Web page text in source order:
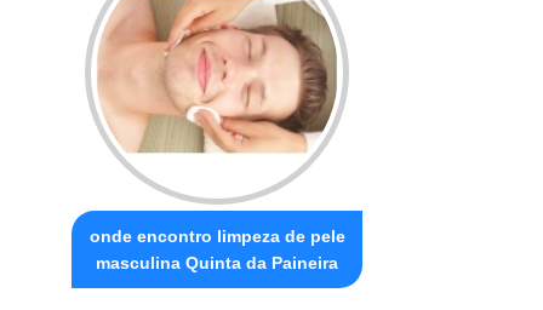
onde encontro limpeza de pele
masculina Quinta da Paineira